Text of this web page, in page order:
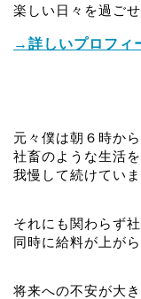
楽しい日々を過ご
→詳しいプロフィ
元々僕は朝６時か
社畜のような生活
我慢して続けていま
それにも関わらず
同時に給料が上が
将来への不安が大